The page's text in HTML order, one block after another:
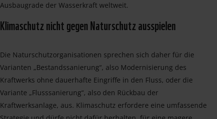
Ausbaugrade der Wasserkraft weltweit.
Klimaschutz nicht gegen Naturschutz ausspielen
Die Naturschutzorganisationen sprechen sich daher für die
Varianten „Bestandssanierung“, also Modernisierung des
Kraftwerks ohne dauerhafte Eingriffe in den Fluss, oder die
Variante „Flusssanierung“, also den Rückbau der
Kraftwerksanlage, aus. Klimaschutz erfordere eine umfassende